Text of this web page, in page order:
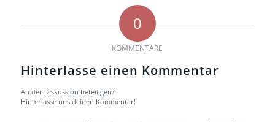
0
KOMMENTARE
Hinterlasse einen Kommentar
An der Diskussion beteiligen?
Hinterlasse uns deinen Kommentar!